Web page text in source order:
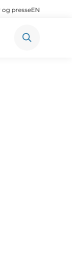
og presseEN